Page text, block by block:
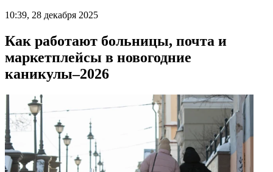
10:39, 28 декабря 2025
Как работают больницы, почта и
маркетплейсы в новогодние
каникулы–2026